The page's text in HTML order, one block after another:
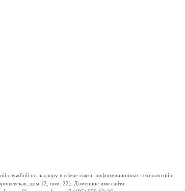
по надзору в сфере связи, информационных технологий и
дом 12, пом. 22). Доменное имя сайта